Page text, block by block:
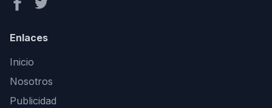
Enlaces
Inicio
Nosotros
Publicidad